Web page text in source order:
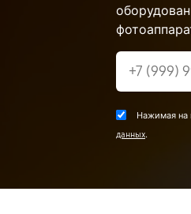
Нажимая на
данных.